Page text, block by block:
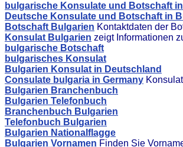
bulgarische Konsulate und Botschaft
Deutsche Konsulate und Botschaft in
Botschaft Bulgarien Kontaktdaten der
Konsulat Bulgarien zeigt Informationen
bulgarische Botschaft
bulgarisches Konsulat
Bulgarien Konsulat in Deutschland
Consulate bulgaria in Germany
Bulgarien Branchenbuch
Bulgarien Telefonbuch
Branchenbuch Bulgarien
Telefonbuch Bulgarien
Bulgarien Nationalflagge
Bulgarien Vornamen Finden Sie